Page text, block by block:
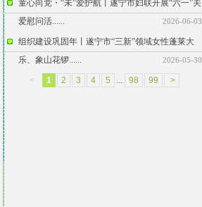
童心向党・“未”爱护航丨遂宁市妇联开展“六一”关
爱慰问活......
2026-06-03
组织建设巩固年丨遂宁市“三新”领域女性蓬莱大
乐、象山花锣......
2026-05-30
< 1 2 3 4 5 ... 98 99 >